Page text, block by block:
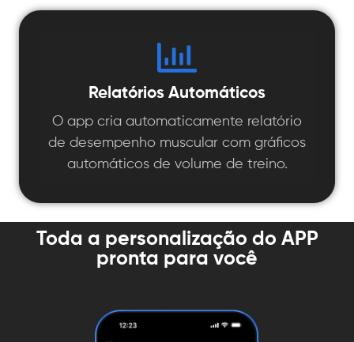
Relatórios Automáticos
O app cria automaticamente relatório
de desempenho muscular com gráficos
automáticos de volume de treino.
Toda a personalização do APP
pronta para você